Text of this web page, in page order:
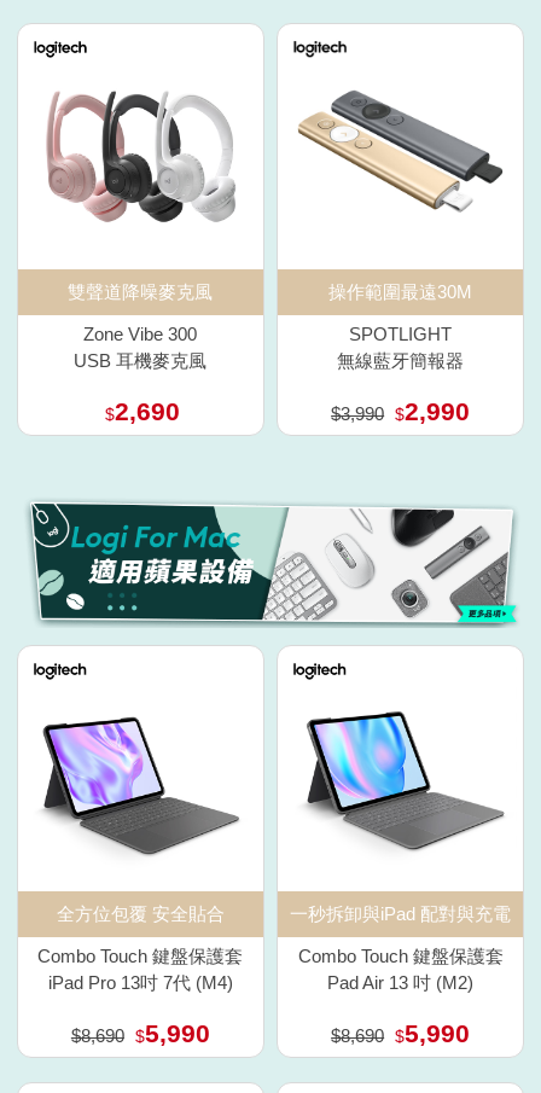
雙聲道降噪麥克風
Zone Vibe 300
USB 耳機麥克風
$2,690
操作範圍最遠30M
SPOTLIGHT
無線藍牙簡報器
$3,990 $2,990
全方位包覆 安全貼合
Combo Touch 鍵盤保護套
iPad Pro 13吋 7代 (M4)
$8,690 $5,990
一秒拆卸與iPad 配對與充電
Combo Touch 鍵盤保護套
Pad Air 13 吋 (M2)
$8,690 $5,990